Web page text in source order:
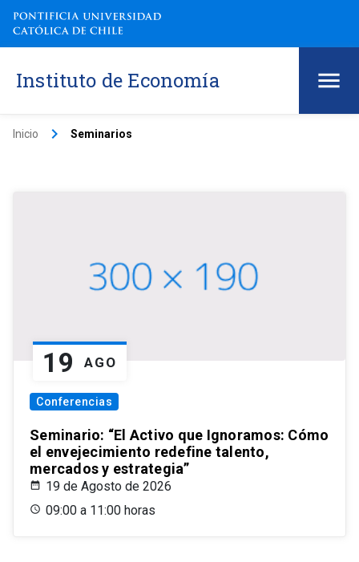
Instituto de Economía
Inicio keyboard_arrow_right Seminarios
19 AGO
Conferencias
Seminario: “El Activo que Ignoramos: Cómo
el envejecimiento redefine talento,
mercados y estrategia”
19 de Agosto de 2026
09:00 a 11:00 horas